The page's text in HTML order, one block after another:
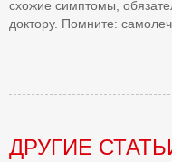
схожие симптомы,
доктору. Помните:
ДРУГИЕ